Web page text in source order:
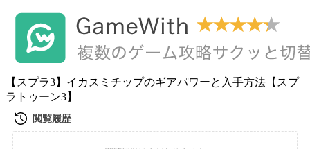
【スプラ3】イカスミチップのギアパワーと入手方法【スプ
ラトゥーン3】